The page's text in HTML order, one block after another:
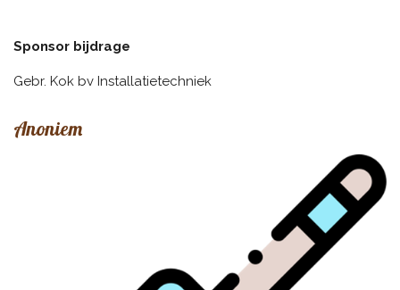
Sponsor bijdrage
Gebr. Kok bv Installatietechniek
Anoniem